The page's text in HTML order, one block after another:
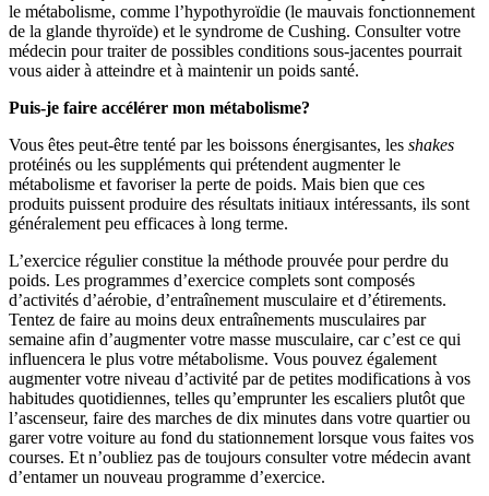
le métabolisme, comme l’hypothyroïdie (le mauvais fonctionnement
de la glande thyroïde) et le syndrome de Cushing. Consulter votre
médecin pour traiter de possibles conditions sous-jacentes pourrait
vous aider à atteindre et à maintenir un poids santé.
Puis-je faire accélérer mon métabolisme?
Vous êtes peut-être tenté par les boissons énergisantes, les shakes
protéinés ou les suppléments qui prétendent augmenter le
métabolisme et favoriser la perte de poids. Mais bien que ces
produits puissent produire des résultats initiaux intéressants, ils sont
généralement peu efficaces à long terme.
L’exercice régulier constitue la méthode prouvée pour perdre du
poids. Les programmes d’exercice complets sont composés
d’activités d’aérobie, d’entraînement musculaire et d’étirements.
Tentez de faire au moins deux entraînements musculaires par
semaine afin d’augmenter votre masse musculaire, car c’est ce qui
influencera le plus votre métabolisme. Vous pouvez également
augmenter votre niveau d’activité par de petites modifications à vos
habitudes quotidiennes, telles qu’emprunter les escaliers plutôt que
l’ascenseur, faire des marches de dix minutes dans votre quartier ou
garer votre voiture au fond du stationnement lorsque vous faites vos
courses. Et n’oubliez pas de toujours consulter votre médecin avant
d’entamer un nouveau programme d’exercice.